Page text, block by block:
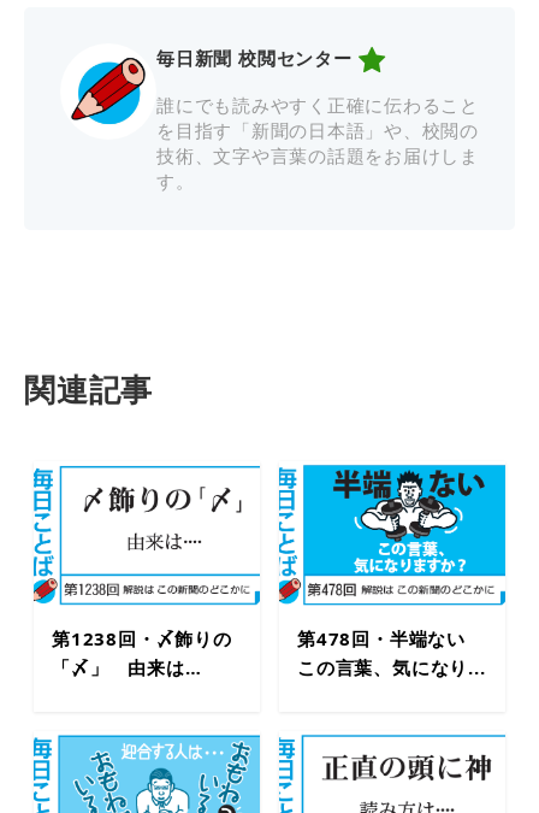
毎日新聞 校閲センター
誰にでも読みやすく正確に伝わること
を目指す「新聞の日本語」や、校閲の
技術、文字や言葉の話題をお届けしま
す。
関連記事
第1238回・〆飾りの
「〆」 由来は…
第478回・半端ない
この言葉、気になり...